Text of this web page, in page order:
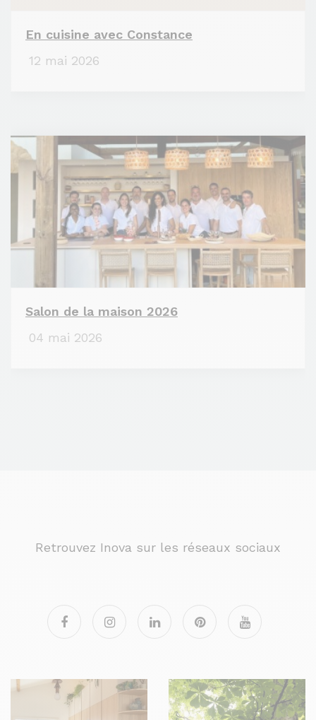
En cuisine avec Constance
12 mai 2026
Salon de la maison 2026
04 mai 2026
Retrouvez Inova sur les réseaux sociaux